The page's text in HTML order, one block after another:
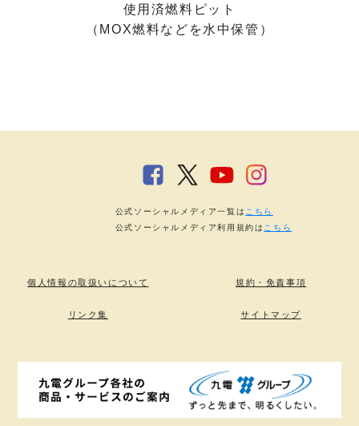
使用済燃料ピット
（MOX燃料などを水中保管）
個人情報の取扱いについて 規約・免責事項
リンク集 サイトマップ
公式ソーシャルメディア一覧は こちら
公式ソーシャルメディア利用規約は こちら